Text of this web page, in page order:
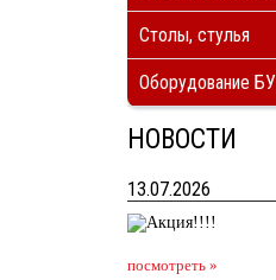
Столы, стулья
Оборудование БУ
НОВОСТИ
13.07.2026
посмотреть »